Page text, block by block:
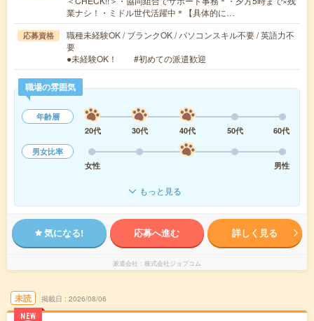
業ナシ！・ミドル世代活躍中＊【具体的に…
応募資格
職種未経験OK / ブランクOK / パソコンスキル不要 / 英語力不
要
●未経験OK！ #初めての派遣歓迎
職場の雰囲気
年齢層
20代
30代 40代 50代
60代
男女比率
女性
男性
もっと見る
気になる! 応募へ進む 詳しく見る
派遣会社 株式会社ジョブコム
未読
NEW
掲載日 2026/08/06